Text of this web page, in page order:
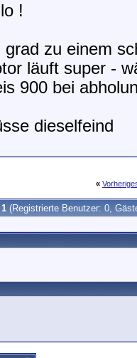
!
grad zu einem
läuft super -
900 bei
dieselfeind
«
(Registrierte Benutzer: 0,